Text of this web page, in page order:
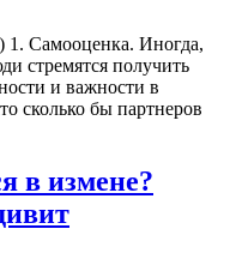
1. Самооценка. Иногда,
стремятся получить
и важности в
сколько бы партнеров
в измене?